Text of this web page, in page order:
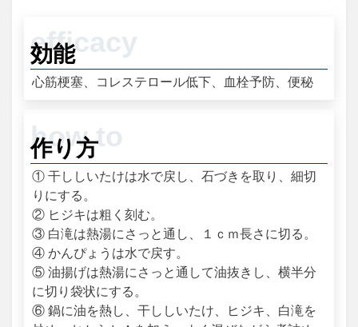
効能
心筋梗塞、コレステロール低下、血栓予防、便秘
作り方
① 干ししいたけは水で戻し、石づきを取り、細切
りにする。
② ヒジキは粗く刻む。
③ 白滝は熱湯にさっと通し、１ｃｍ長さに切る。
④ かんぴょうは水で戻す。
⑤ 油揚げは熱湯にさっと通して油抜きし、横半分
に切り袋状にする。
⑥ 鍋に油を熱し、干ししいたけ、ヒジキ、白滝を